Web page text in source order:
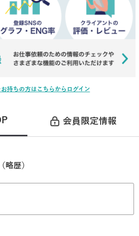
持ちの方はこちらからログイン
会員限定情報
略歴）